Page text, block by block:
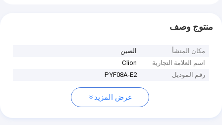
منتوج وصف
مكان المنشأ
الصين
اسم العلامة التجارية
Clion
رقم الموديل
PYF08A-E2
عرض المزيد